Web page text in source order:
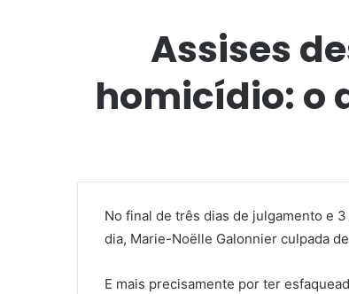
Assises
homicídio: o
No final de três dias de julgamento e
dia, Marie-Noëlle Galonnier culpada
E mais precisamente por ter